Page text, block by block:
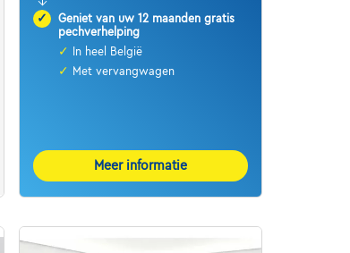
✓
Geniet van uw 12 maanden gratis
pechverhelping
✓
In heel België
✓ Met vervangwagen
Meer informatie